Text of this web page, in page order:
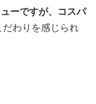
ーですが、コスパ
わりを感じられ